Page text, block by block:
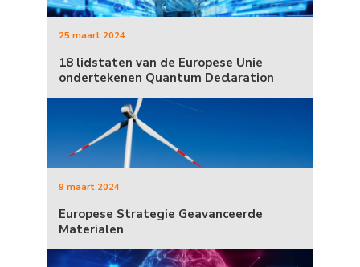
25 maart 2024
18 lidstaten van de Europese Unie
ondertekenen Quantum Declaration
9 maart 2024
Europese Strategie Geavanceerde
Materialen